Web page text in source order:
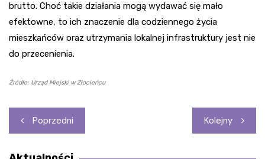
brutto. Choć takie działania mogą wydawać się mało
efektowne, to ich znaczenie dla codziennego życia
mieszkańców oraz utrzymania lokalnej infrastruktury jest nie
do przecenienia.
Źródło: Urząd Miejski w Złocieńcu
Nawigacja
wpisu
Poprzedni Kolejny